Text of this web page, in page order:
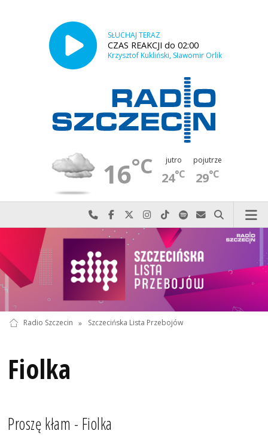
SŁUCHAJ TERAZ
CZAS REAKCJI do 02:00
Krzysztof Kukliński, Sławomir Orlik
16°C jutro
24°C
pojutrze
29°C
Najlepiej po prostu do nas zadzwoń
Odwiedź nas na Facebook-u
Odwiedź nas na X
Odwiedź nas na Instagram-ie
Odwiedź nas na TikTok-u
Szukaj nas na Spotify
Wyślij do nas
Szukaj
Radio Szczecin » Szczecińska Lista Przebojów
Fiolka
Proszę kłam - Fiolka